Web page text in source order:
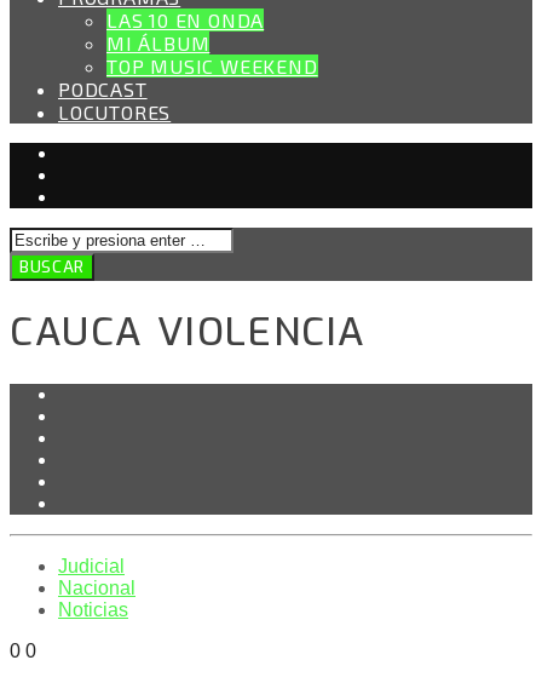
LAS 10 EN ONDA
MI ÁLBUM
TOP MUSIC WEEKEND
PODCAST
LOCUTORES
CAUCA VIOLENCIA
Judicial
Nacional
Noticias
0 0